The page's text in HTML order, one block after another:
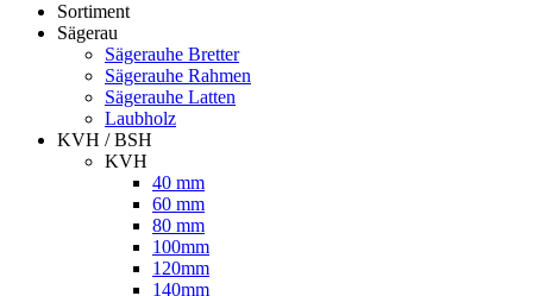
Sortiment
Sägerau
Sägerauhe Bretter
Sägerauhe Rahmen
Sägerauhe Latten
Laubholz
KVH / BSH
KVH
40 mm
60 mm
80 mm
100mm
120mm
140mm